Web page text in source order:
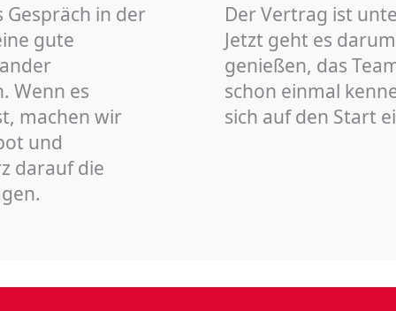
Gespräch in der
gute
Wenn es
machen wir
und
darauf die
Der Vertrag ist
Jetzt geht es
genießen, das
schon einmal
sich auf den Start